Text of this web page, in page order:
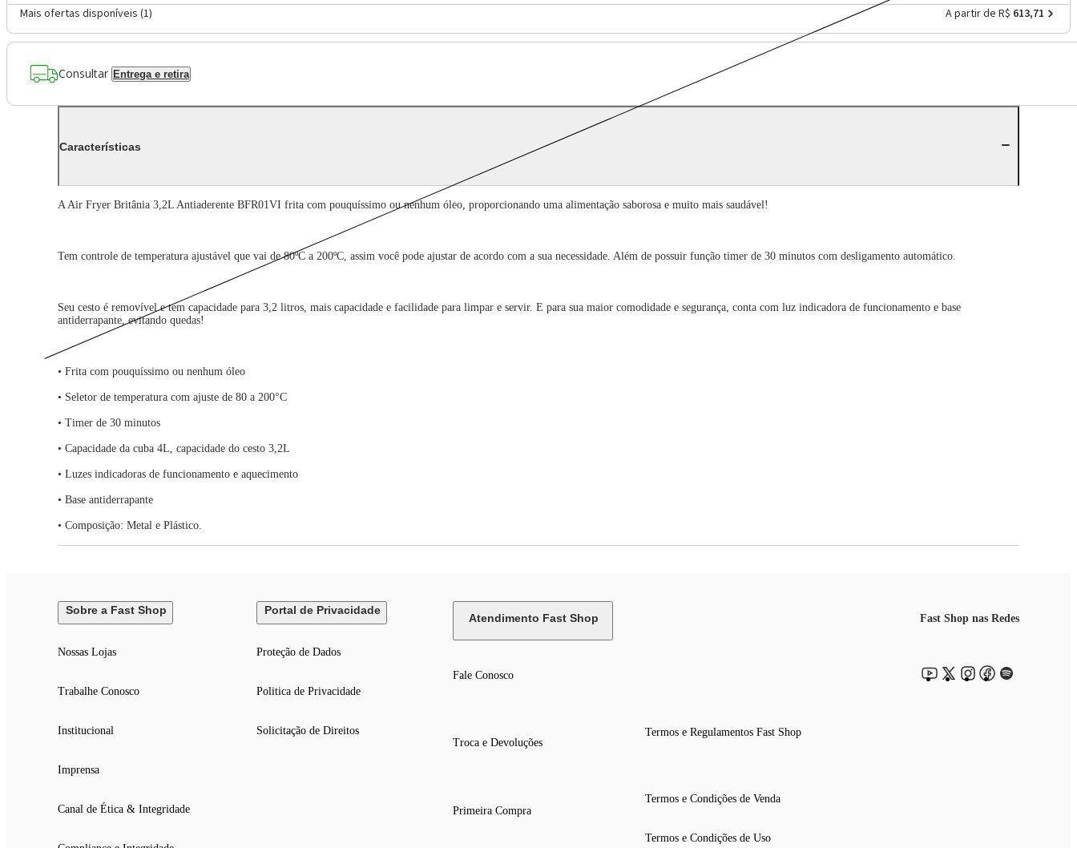
Mais ofertas disponíveis (1) A partir de R$ 613,71
Consultar Entrega e retira
Características
A Air Fryer Britânia 3,2L Antiaderente BFR01VI frita com pouquíssimo ou nenhum óleo, proporcionando uma alimentação saborosa e muito mais saudável!
Tem controle de temperatura ajustável que vai de 80ºC a 200ºC, assim você pode ajustar de acordo com a sua necessidade. Além de possuir função timer de 30 minutos com desligamento automático.
Seu cesto é removível e tem capacidade para 3,2 litros, mais capacidade e facilidade para limpar e servir. E para sua maior comodidade e segurança, conta com luz indicadora de funcionamento e base
antiderrapante, evitando quedas!
• Frita com pouquíssimo ou nenhum óleo
• Seletor de temperatura com ajuste de 80 a 200°C
• Timer de 30 minutos
• Capacidade da cuba 4L, capacidade do cesto 3,2L
• Luzes indicadoras de funcionamento e aquecimento
• Base antiderrapante
• Composição: Metal e Plástico.
Sobre a Fast Shop
Nossas Lojas
Trabalhe Conosco
Institucional
Imprensa
Canal de Ética & Integridade
Portal de Privacidade
Proteção de Dados
Politica de Privacidade
Solicitação de Direitos
Atendimento Fast Shop
Fale Conosco
Troca e Devoluções
Primeira Compra
Termos e Regulamentos Fast Shop
Termos e Condições de Venda
Termos e Condições de Uso
Fast Shop nas Redes